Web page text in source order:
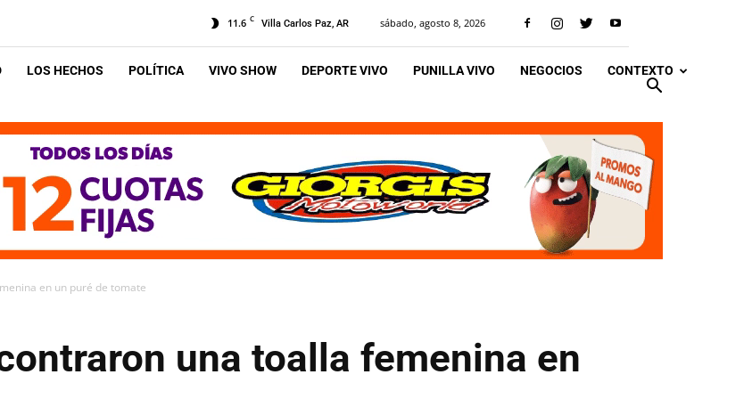
11.6 C Villa Carlos Paz, AR sábado, agosto 8, 2026
LOS HECHOS POLÍTICA VIVO SHOW DEPORTE VIVO PUNILLA VIVO NEGOCIOS CONTEXTO
en un puré de tomate
una toalla femenina en